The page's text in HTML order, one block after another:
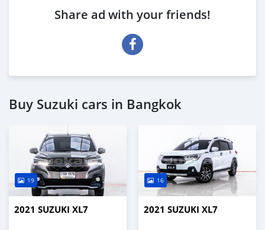
Share ad with your friends!
Buy Suzuki cars in Bangkok
19
2021 SUZUKI XL7
16
2021 SUZUKI XL7